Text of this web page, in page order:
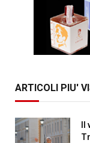
ARTICOLI PIU'